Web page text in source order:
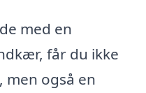
med en
får du ikke
også en